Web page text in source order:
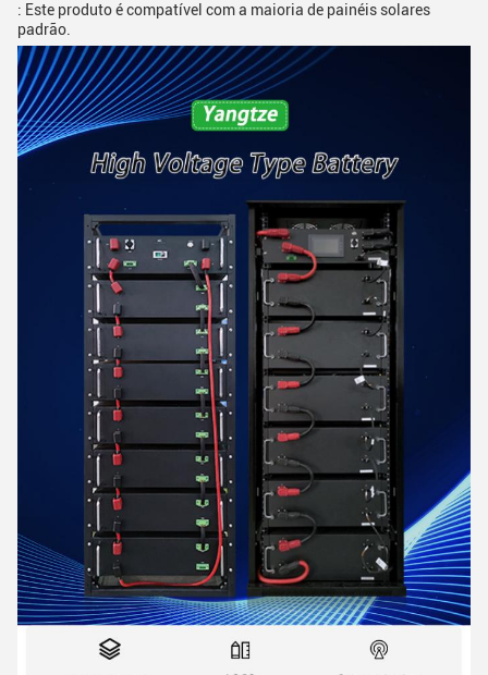
: Este produto é compatível com a maioria de painéis solares
padrão.